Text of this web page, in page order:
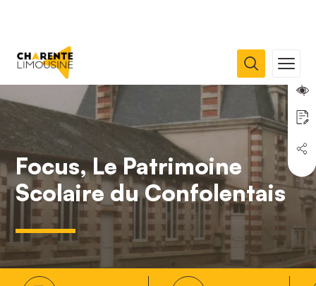
Focus, Le Patrimoine
Scolaire du Confolentais